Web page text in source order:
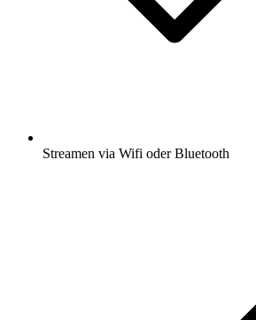
Streamen via Wifi oder Bluetooth